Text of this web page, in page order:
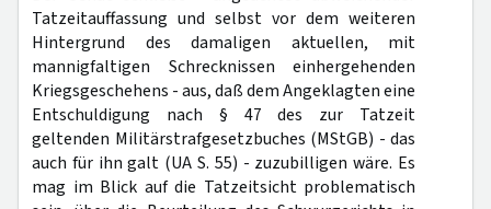
Tatzeitauffassung und selbst vor dem weiteren
Hintergrund des damaligen aktuellen, mit
mannigfaltigen Schrecknissen einhergehenden
Kriegsgeschehens - aus, daß dem Angeklagten eine
Entschuldigung nach § 47 des zur Tatzeit
geltenden Militärstrafgesetzbuches (MStGB) - das
auch für ihn galt (UA S. 55) - zuzubilligen wäre. Es
mag im Blick auf die Tatzeitsicht problematisch